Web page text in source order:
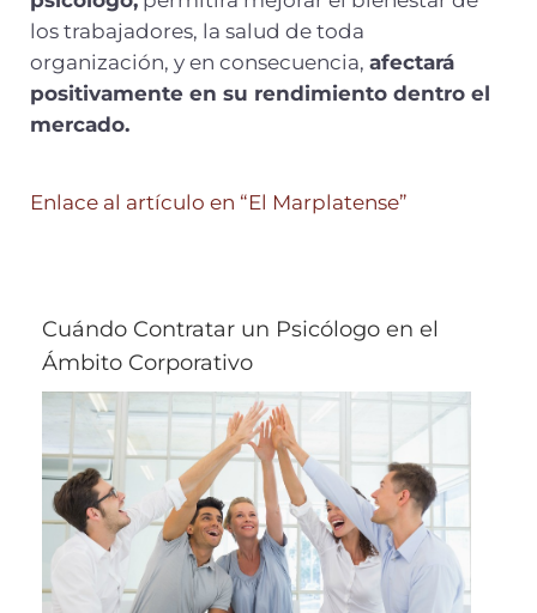
los trabajadores, la salud de toda
organización, y en consecuencia, afectará
positivamente en su rendimiento dentro el
mercado.
Enlace al artículo en “El Marplatense”
Cuándo Contratar un Psicólogo en el
Ámbito Corporativo